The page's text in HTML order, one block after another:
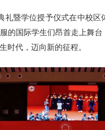
礼暨学位授予仪式在中校
的国际学生们昂首走上舞
时代，迈向新的征程。